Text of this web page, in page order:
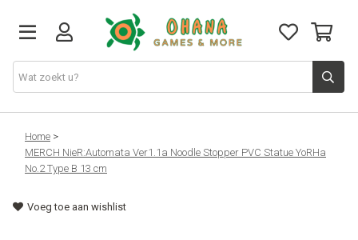
TCG
Merch
Home >
MERCH NieR:Automata Ver1.1a Noodle Stopper PVC Statue YoRHa
No.2 Type B 13 cm
Voeg toe aan wishlist